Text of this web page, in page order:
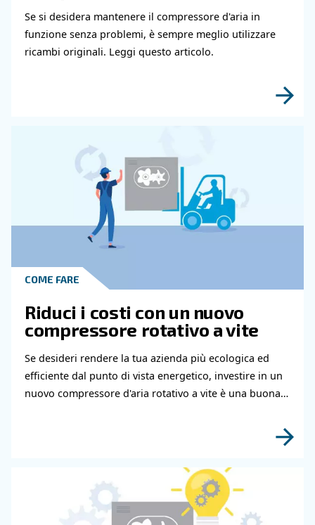
Contatta i nostri esperti
Hai bisogno di ulteriori informazioni sui
e servizi? Compila questo modulo con più
possibili e i nostri esperti saranno in grado di
contattarti al più presto.
Scopri di più grazie ai nostri esperti